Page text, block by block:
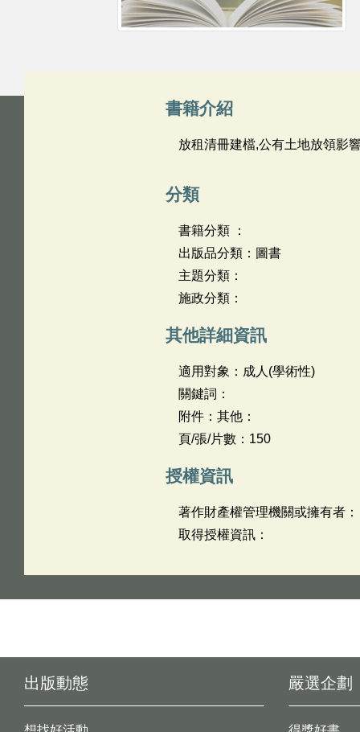
書籍介紹
放租清冊建檔,公有土地放領影
分類
書籍分類 ：
出版品分類：圖書
主題分類：
施政分類：
其他詳細資訊
適用對象：成人(學術性)
關鍵詞：
附件：其他：
頁/張/片數：150
授權資訊
著作財產權管理機關或擁有者：
取得授權資訊：
出版動態 嚴選企劃